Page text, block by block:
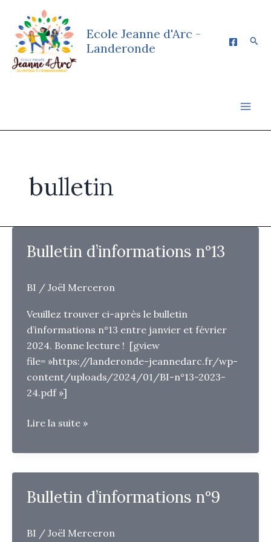
contenu
Ecole Jeanne d'Arc -
Landeronde
bulletin
Bulletin d’informations n°13
BI / Joël Merceron
Veuillez trouver ci-après le bulletin
d’informations n°13 entre janvier et février
2024. Bonne lecture ! [gview
file= »https://landeronde-jeannedarc.fr/wp-
content/uploads/2024/01/BI-n°13-2023-
24.pdf »]
Bulletin
n°13
Lire la suite »
Bulletin d’informations n°9
BI / Joël Merceron